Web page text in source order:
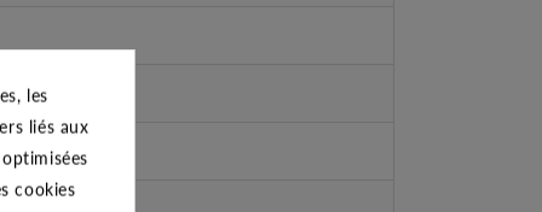
les
liés aux
cookies